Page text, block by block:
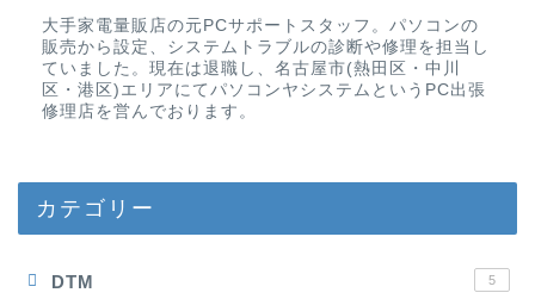
大手家電量販店の元PCサポートスタッフ。パソコンの
販売から設定、システムトラブルの診断や修理を担当し
ていました。現在は退職し、名古屋市(熱田区・中川
区・港区)エリアにてパソコンヤシステムというPC出張
修理店を営んでおります。
カテゴリー
DTM 5